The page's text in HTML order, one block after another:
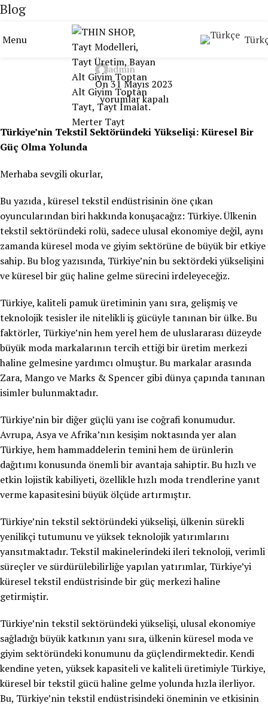
Menu
Blog
Home
DERİ TAYT ÜRETİM
admin
On 31 Mayıs 2023
yorumlar kapalı
Türkiye’nin Tekstil Sektöründeki Yükselişi: Küresel Bir
Güç Olma Yolunda
Merhaba sevgili okurlar,
Bu yazıda , küresel tekstil endüstrisinin öne çıkan
oyuncularından biri hakkında konuşacağız: Türkiye. Ülkenin
tekstil sektöründeki rolü, sadece ulusal ekonomiye değil, aynı
zamanda küresel moda ve giyim sektörüne de büyük bir etkiye
sahip. Bu blog yazısında, Türkiye’nin bu sektördeki yükselişini
ve küresel bir güç haline gelme sürecini irdeleyeceğiz.
Türkiye, kaliteli pamuk üretiminin yanı sıra, gelişmiş ve
teknolojik tesisler ile nitelikli iş gücüyle tanınan bir ülke. Bu
faktörler, Türkiye’nin hem yerel hem de uluslararası düzeyde
büyük moda markalarının tercih ettiği bir üretim merkezi
haline gelmesine yardımcı olmuştur. Bu markalar arasında
Zara, Mango ve Marks & Spencer gibi dünya çapında tanınan
isimler bulunmaktadır.
Türkiye’nin bir diğer güçlü yanı ise coğrafi konumudur.
Avrupa, Asya ve Afrika’nın kesişim noktasında yer alan
Türkiye, hem hammaddelerin temini hem de ürünlerin
dağıtımı konusunda önemli bir avantaja sahiptir. Bu hızlı ve
etkin lojistik kabiliyeti, özellikle hızlı moda trendlerine yanıt
verme kapasitesini büyük ölçüde artırmıştır.
Türkiye’nin tekstil sektöründeki yükselişi, ülkenin sürekli
yenilikçi tutumunu ve yüksek teknolojik yatırımlarını
yansıtmaktadır. Tekstil makinelerindeki ileri teknoloji, verimli
süreçler ve sürdürülebilirliğe yapılan yatırımlar, Türkiye’yi
küresel tekstil endüstrisinde bir güç merkezi haline
getirmiştir.
Türkiye’nin tekstil sektöründeki yükselişi, ulusal ekonomiye
sağladığı büyük katkının yanı sıra, ülkenin küresel moda ve
giyim sektöründeki konumunu da güçlendirmektedir. Kendi
kendine yeten, yüksek kapasiteli ve kaliteli üretimiyle Türkiye,
küresel bir tekstil gücü haline gelme yolunda hızla ilerliyor.
Bu, Türkiye’nin tekstil endüstrisindeki öneminin ve etkisinin